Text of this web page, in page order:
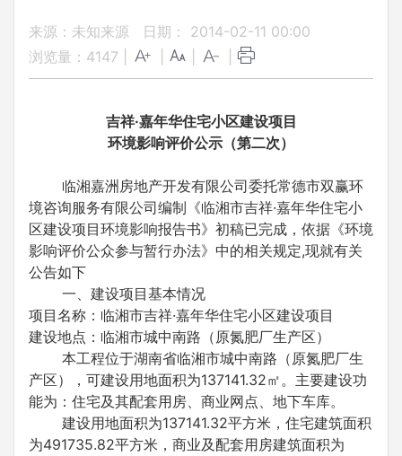
来源：未知来源
日期： 2014-02-11 00:00
浏览量： 4147
吉祥·嘉年华住宅小区建设项目
环境影响评价公示（第二次）
临湘嘉洲房地产开发有限公司委托常德市双赢环
境咨询服务有限公司编制《临湘市吉祥·嘉年华住宅小
区建设项目环境影响报告书》初稿已完成，依据《环境
影响评价公众参与暂行办法》中的相关规定,现就有关
公告如下
一、建设项目基本情况
项目名称：临湘市吉祥·嘉年华住宅小区建设项目
建设地点：临湘市城中南路（原氮肥厂生产区）
本工程位于湖南省临湘市城中南路（原氮肥厂生
产区），可建设用地面积为137141.32㎡。主要建设功
能为：住宅及其配套用房、商业网点、地下车库。
建设用地面积为137141.32平方米，住宅建筑面积
为491735.82平方米，商业及配套用房建筑面积为